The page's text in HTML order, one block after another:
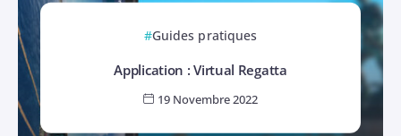
Guides pratiques
Application : Virtual Regatta
19 Novembre 2022